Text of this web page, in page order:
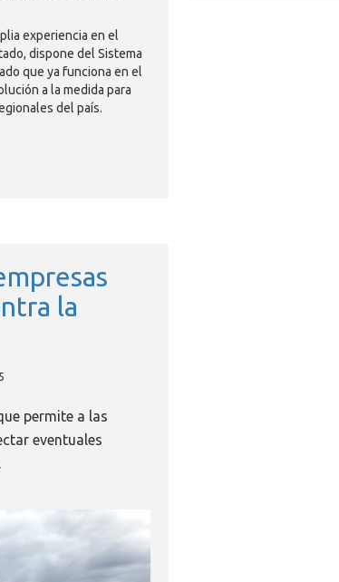
experiencia en el
dispone del Sistema
que ya funciona en el
a la medida para
del país.
la
permite a las
eventuales